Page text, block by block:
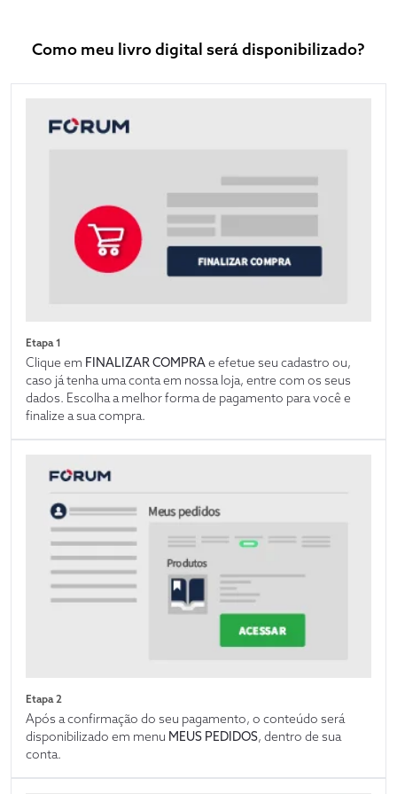
Como meu livro digital será disponibilizado?
Etapa 1
Clique em FINALIZAR COMPRAe efetue seu cadastro ou,
caso já tenha uma conta em nossa loja, entre com os seus
dados. Escolha a melhor forma de pagamento para você e
finalize a sua compra.
Etapa 2
Após a confirmação do seu pagamento, o conteúdo será
disponibilizado em menu MEUS PEDIDOS, dentro de sua
conta.